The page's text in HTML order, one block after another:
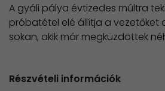
A gyáli pálya évtizedes múltra
próbatétel elé állítja a vezetőket
sokan, akik már megküzdöttek
Részvételi információk